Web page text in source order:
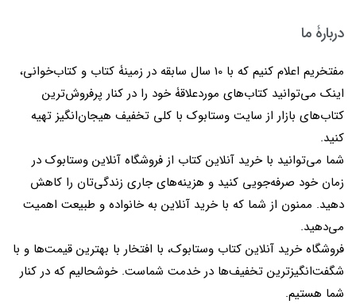
دربارۀ ما
مفتخریم اعلام کنیم که با 10 سال سابقه در زمینۀ کتاب و کتاب‌خوانی،
اینک می‌توانید کتاب‌های موردعلاقۀ خود را در کنار پرفروش‌ترین
کتاب‌های بازار از سایت وستابوک با کلی تخفیف هیجان‌انگیز تهیه
کنید.
شما می‌توانید با خرید آنلاین کتاب از فروشگاه آنلاین وستابوک در
زمان خود صرفه‌جویی کنید و هزینه‌های جاری زندگی‌تان را کاهش
دهید. ممنون از شما که با خرید آنلاین به خانواده و طبیعت اهمیت
می‌دهید.
فروشگاه خرید آنلاین کتاب وستابوک، با افتخار با بهترین قیمت‌ها و با
شگفت‌انگیزترین تخفیف‌ها در خدمت شماست. خوشحالیم که در کنار
شما هستیم.